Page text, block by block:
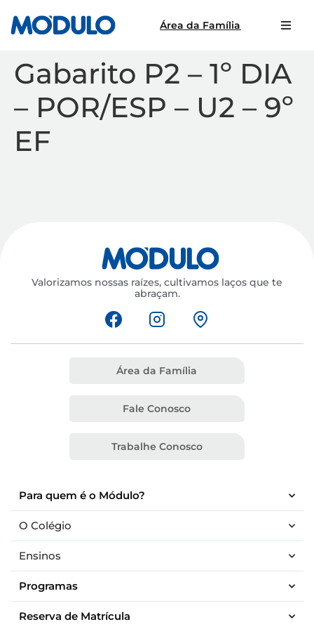
Área da Família
Gabarito P2 – 1º DIA
– POR/ESP – U2 – 9º
EF
Valorizamos nossas raízes, cultivamos laços que te
abraçam.
Para quem é o Módulo?
O Colégio
Ensinos
Programas
Reserva de Matrícula
Área da Família
Fale Conosco
Trabalhe Conosco